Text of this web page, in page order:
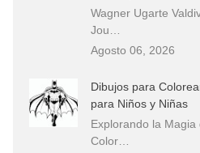
Wagner Ugarte
Jou…
Agosto 06, 2026
Dibujos para
para Niños y Niñas
Explorando la
Color…